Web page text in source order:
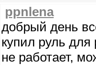
ppnlena
добрый день
купил руль
не работает,